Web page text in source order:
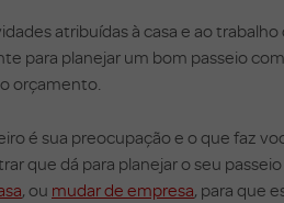
atribuídas à casa e ao
para planejar um bom passeio
orçamento.
é sua preocupação e o que faz
que dá para planejar o seu
, ou mudar de empresa, para que